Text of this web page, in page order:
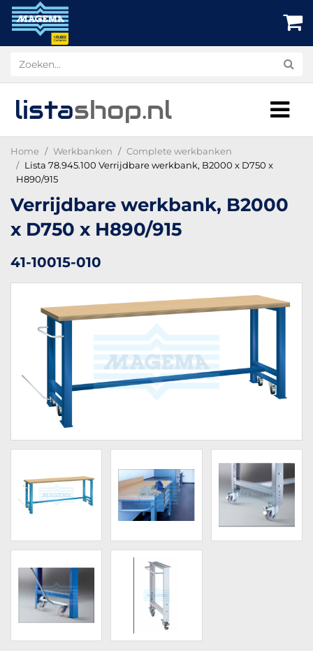
listashop.nl
Home Werkbanken
Complete werkbanken
Lista 78.945.100 Verrijdbare werkbank, B2000 x D750 x
H890/915
Verrijdbare werkbank, B2000
x D750 x H890/915
41-10015-010